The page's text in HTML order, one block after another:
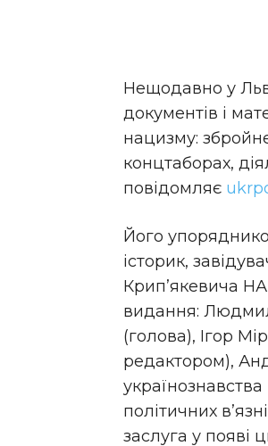
Нещодавно у
документів і
нацизму:
концтаборах,
повідомляє
Його
історик,
Крип’якевича
видання:
(голова), Ігор
редактором),
українознавства
політичних
заслуга у появі